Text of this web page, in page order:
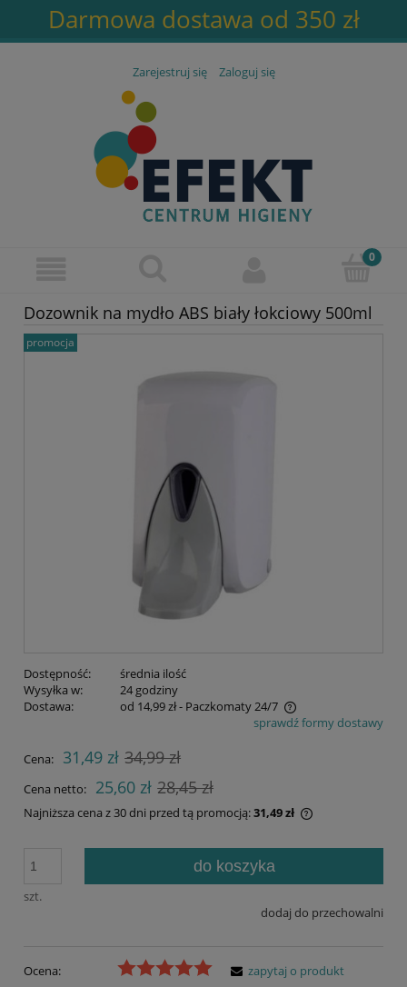
Darmowa dostawa od 350 zł
Zarejestruj się Zaloguj się
Dozownik na mydło ABS biały łokciowy 500ml
promocja
Dostępność:
średnia ilość
Wysyłka w:
24 godziny
Dostawa:
od 14,99 zł- Paczkomaty 24/7
Cena nie zawiera ewentualnych kosztów płatnościsprawdź formy dostawy
Cena: 31,49 zł 34,99 zł
Cena netto: 25,60 zł 28,45 zł
Najniższa cena z 30 dni przed tą promocją:31,49 zł
30 dni,
sprzedaży.
szt.
do koszyka
dodaj do przechowalni
Ocena:
zapytaj o produkt